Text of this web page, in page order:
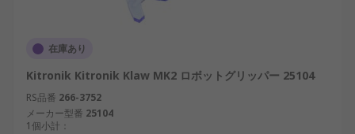
在庫あり
Kitronik Kitronik Klaw MK2 ロボットグリッパー 25104
RS品番 266-3752
メーカー型番 25104
1個小計：